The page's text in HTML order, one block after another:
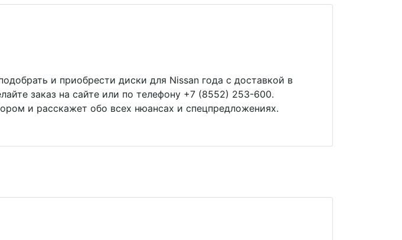
и приобрести диски для Nissan года с доставкой в
заказ на сайте или по телефону +7 (8552) 253-600.
и расскажет обо всех нюансах и спецпредложениях.